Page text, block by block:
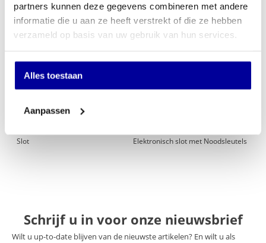
partners kunnen deze gegevens combineren met andere
informatie die u aan ze heeft verstrekt of die ze hebben
verzameld op basis van uw gebruik van hun services.
Alles toestaan
Aanpassen
Offerte aanvragen
Op verlanglijstje
Specificaties
Slot Elektronisch slot met Noodsleutels
Schrijf u in voor onze nieuwsbrief
Wilt u up-to-date blijven van de nieuwste artikelen? En wilt u als